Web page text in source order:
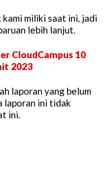
miliki saat ini, jadi
lebih lanjut.
CloudCampus 10
2023
laporan yang belum
laporan ini tidak
ini.